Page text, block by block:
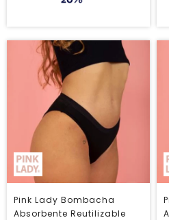
Pink Lady Bombacha
Absorbente Reutilizable